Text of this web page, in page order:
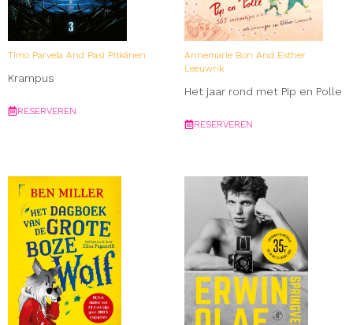
Timo Parvela And Pasi Pitkänen
Krampus
RESERVEREN
Annemarie Bon And Esther
Leeuwrik
Het jaar rond met Pip en Polle
RESERVEREN